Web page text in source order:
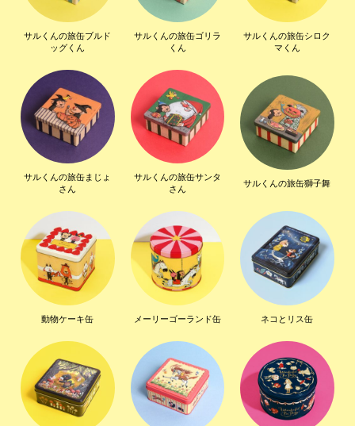
サルくんの旅缶ブルド
ッグくん
サルくんの旅缶ゴリラ
くん
サルくんの旅缶シロク
マくん
サルくんの旅缶まじょ
さん
サルくんの旅缶サンタ
さん
サルくんの旅缶獅子舞
動物ケーキ缶 メーリーゴーランド缶 ネコとリス缶